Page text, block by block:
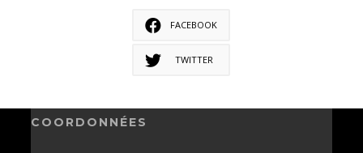
FACEBOOK
TWITTER
COORDONNÉES